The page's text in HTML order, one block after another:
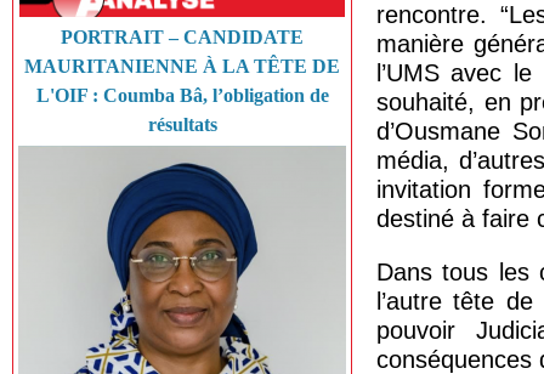
PORTRAIT – CANDIDATE
MAURITANIENNE À LA TÊTE DE
L'OIF : Coumba Bâ, l’obligation de
résultats
rencontre.
manière
l’UMS avec
souhaité, en
d’Ousmane
média,
invitation
destiné à faire
Dans tous les
l’autre tête
pouvoir
conséquences